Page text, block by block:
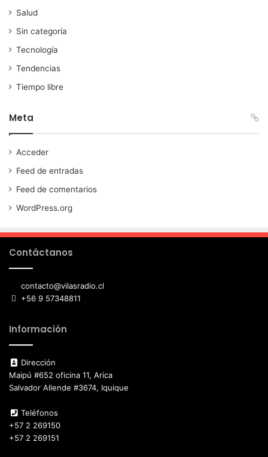
Salud
Sin categoría
Tecnología
Tendencias
Tiempo libre
Meta
Acceder
Feed de entradas
Feed de comentarios
WordPress.org
Contáctanos
contacto@vilasradio.cl
+56 9 57348811
Información
Dirección
Maipú #652 oficina 11, Arica
Salvador Allende #3674, Iquique
Teléfonos
+57 2 269150
+57 2 269151